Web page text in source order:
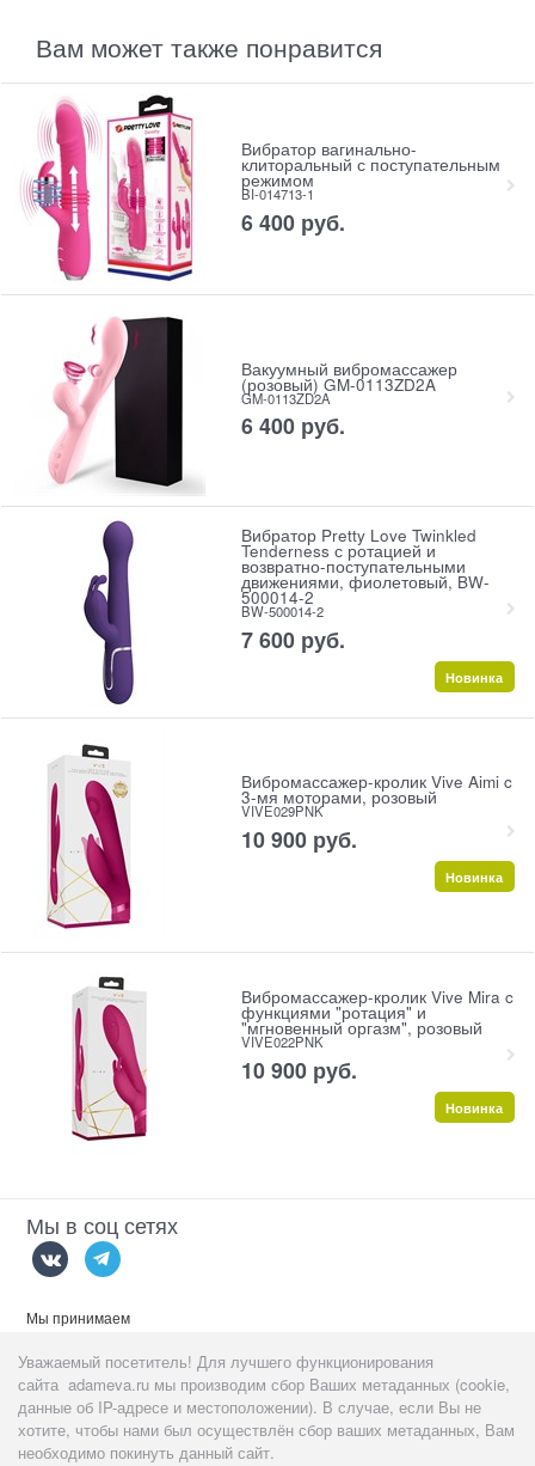
Вам может также понравится
Вибратор вагинально-
клиторальный с поступательным
режимом
BI-014713-1
6 400 руб.
Вакуумный вибромассажер
(розовый) GM-0113ZD2A
GM-0113ZD2A
6 400 руб.
Вибратор Pretty Love Twinkled
Tenderness с ротацией и
возвратно-поступательными
движениями, фиолетовый, BW-
500014-2
BW-500014-2
7 600 руб.
Новинка
Вибромассажер-кролик Vive Aimi c
3-мя моторами, розовый
VIVE029PNK
10 900 руб.
Новинка
Вибромассажер-кролик Vive Mira c
функциями "ротация" и
"мгновенный оргазм", розовый
VIVE022PNK
10 900 руб.
Новинка
Мы в соц сетях
Мы принимаем
Данный сайт предназначентолько для пользователей старше 18
лет!
Уважаемый посетитель! Для лучшего функционирования
сайта adameva.ru мы производим сбор Ваших метаданных (cookie,
данные об IP-адресе и местоположении). В случае, если Вы не
хотите, чтобы нами был осуществлён сбор ваших метаданных, Вам
необходимо покинуть данный сайт.